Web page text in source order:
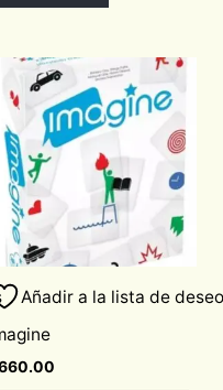
Añadir a la lista de